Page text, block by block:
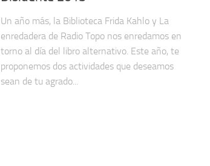
Un año más, la Biblioteca Frida Kahlo y La
enredadera de Radio Topo nos enredamos en
torno al día del libro alternativo. Este año, te
proponemos dos actividades que deseamos
sean de tu agrado...